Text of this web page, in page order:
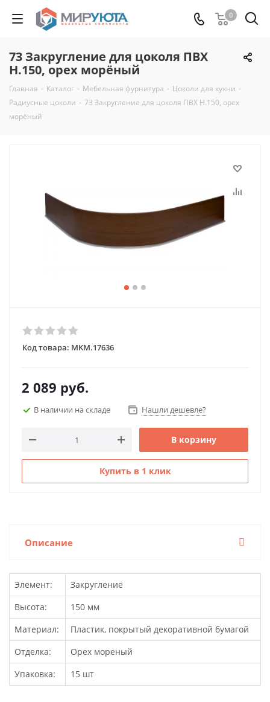
0
73 Закругление для цоколя ПВХ
Н.150, орех морёный
Главная - Каталог - Мебельная фурнитура - Цоколи для кухни -
Радиусные цоколи - 73 Закругление для цоколя ПВХ Н.150, орех
морёный
Код товара: MKM.17636
2 089 руб.
В наличии на складе Нашли дешевле?
В корзину
Купить в 1 клик
Описание
Элемент:
Закругление
Высота:
150 мм
Материал:
Пластик, покрытый декоративной бумагой
Отделка:
Орех мореный
Упаковка:
15 шт